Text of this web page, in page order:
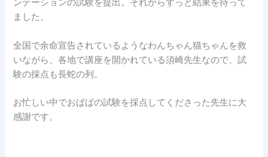
ンテーションの試験を提出。それからずっと結果を待って
ました。
全国で余命宣告されているようなわんちゃん猫ちゃんを救
いながら、各地で講座を開かれている須崎先生なので、試
験の採点も長蛇の列。
お忙しい中でおばばの試験を採点してくださった先生に大
感謝です。